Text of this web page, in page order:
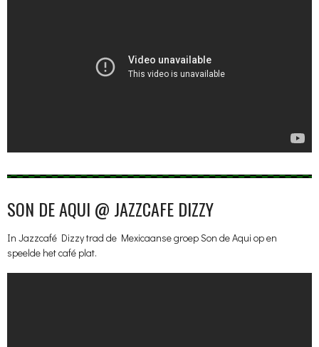
SON DE AQUI @ JAZZCAFE DIZZY
In Jazzcafé Dizzy trad de Mexicaanse groep Son de Aqui op en
speelde het café plat.